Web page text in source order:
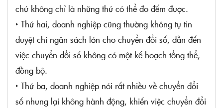
chứ không chỉ là những thứ có thể đo đếm được.
‣ Thứ hai, doanh nghiệp cũng thường không tự tin
duyệt chi ngân sách lớn cho chuyển đổi số, dẫn đến
việc chuyển đổi số không có một kế hoạch tổng thể,
đồng bộ.
‣ Thứ ba, doanh nghiệp nói rất nhiều về chuyển đổi
số nhưng lại không hành động, khiến việc chuyển đổi